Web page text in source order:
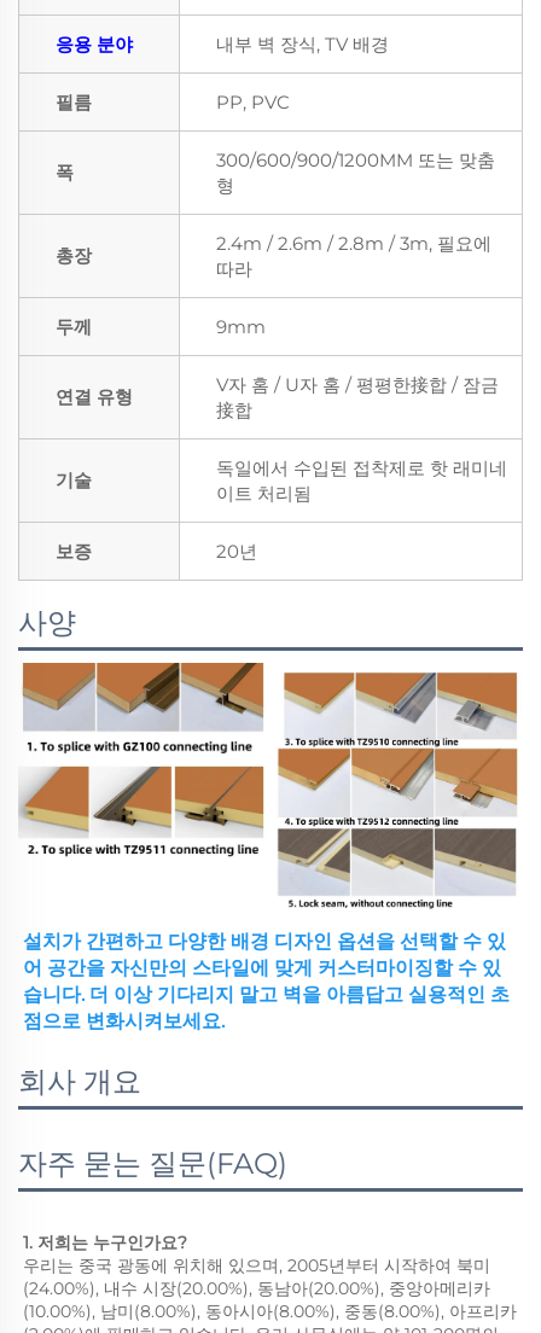
응용 분야 내부 벽 장식, TV 배경
필름 PP, PVC
폭
300/600/900/1200MM 또는 맞춤
형
총장
2.4m / 2.6m / 2.8m / 3m, 필요에
따라
두께 9mm
연결 유형
V자 홈 / U자 홈 / 평평한接합 / 잠금
接합
기술
독일에서 수입된 접착제로 핫 래미네
이트 처리됨
보증 20년
사양
설치가 간편하고 다양한 배경 디자인 옵션을 선택할 수 있
어 공간을 자신만의 스타일에 맞게 커스터마이징할 수 있
습니다. 더 이상 기다리지 말고 벽을 아름답고 실용적인 초
점으로 변화시켜보세요.
회사 개요
자주 묻는 질문(FAQ)
1. 저희는 누구인가요?
우리는 중국 광동에 위치해 있으며, 2005년부터 시작하여 북미
(24.00%), 내수 시장(20.00%), 동남아(20.00%), 중앙아메리카
(10.00%), 남미(8.00%), 동아시아(8.00%), 중동(8.00%), 아프리카